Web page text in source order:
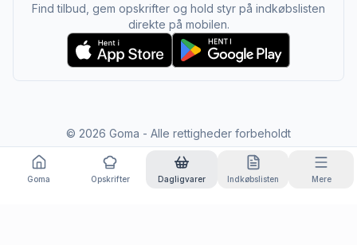
Find tilbud, gem opskrifter og hold styr på indkøbslisten
direkte på mobilen.
© 2026 Goma - Alle rettigheder forbeholdt
Goma Opskrifter Dagligvarer Indkøbslisten Mere